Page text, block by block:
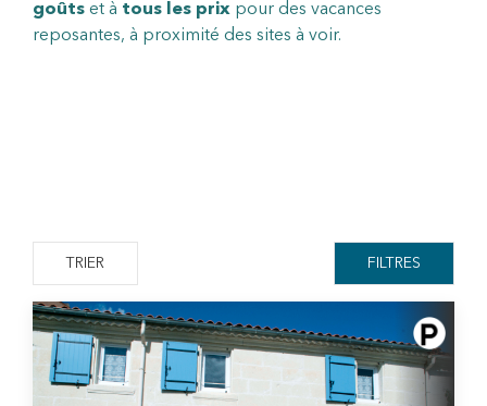
goûts et à tous les prix pour des vacances
reposantes, à proximité des sites à voir.
TRIER FILTRES